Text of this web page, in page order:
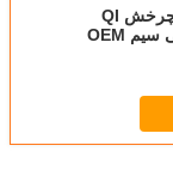
عمده فروشی 360 درجه چرخش QI
استاندارد شارژر ماشین بی سیم OEM